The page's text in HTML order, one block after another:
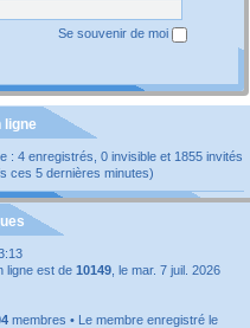
Se souvenir de moi
ligne
: 4 enregistrés, 0 invisible et 1855 invités
ces 5 dernières minutes)
ligne est de 10149 , le mar. 7 juil. 2026
membres • Le membre enregistré le